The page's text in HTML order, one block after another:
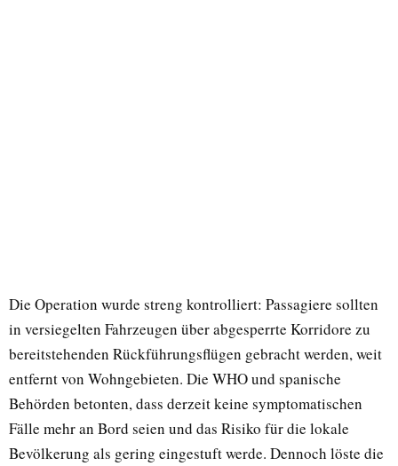
Die Operation wurde streng kontrolliert: Passagiere sollten
in versiegelten Fahrzeugen über abgesperrte Korridore zu
bereitstehenden Rückführungsflügen gebracht werden, weit
entfernt von Wohngebieten. Die WHO und spanische
Behörden betonten, dass derzeit keine symptomatischen
Fälle mehr an Bord seien und das Risiko für die lokale
Bevölkerung als gering eingestuft werde. Dennoch löste die